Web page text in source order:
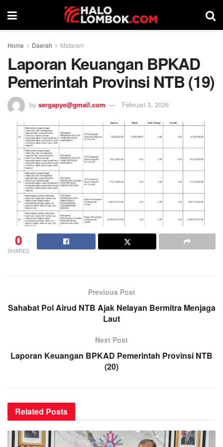
Home Daerah Mataram
Laporan Keuangan BPKAD
Pemerintah Provinsi NTB (19)
by sergapye@gmail.com Februari 3, 2026
0
SHARES
Previous Post
Sahabat Pol Airud NTB Ajak Nelayan Bermitra Menjaga
Laut
Next Post
Laporan Keuangan BPKAD Pemerintah Provinsi NTB
(20)
Related Posts